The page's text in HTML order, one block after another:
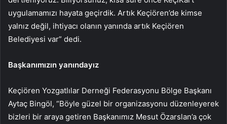
uygulamamızı hayata geçirdik. Artık Keçiören’de kimse
yalnız değil, ihtiyacı olanın yanında artık Keçiören
Belediyesi var” dedi.
Başkanımızın yanındayız
Keçiören Yozgatlılar Derneği Federasyonu Bölge Başkanı
Aytaç Bingöl, “Böyle güzel bir organizasyonu düzenleyerek
bizleri bir araya getiren Başkanımız Mesut Özarslan’a çok